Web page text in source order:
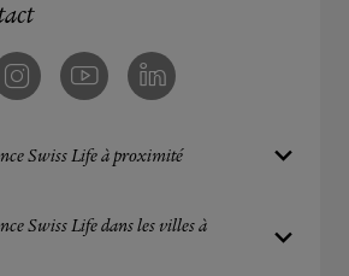
Youtube Linkedin
Swiss Life à proximité
Swiss Life dans les villes à